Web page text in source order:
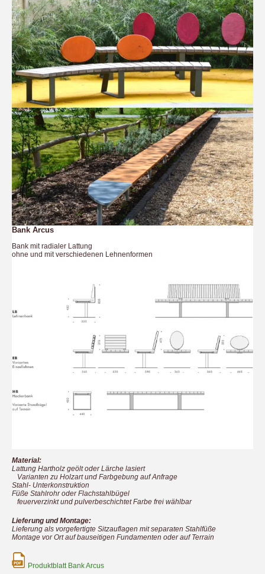
Bank Arcus
Bank mit radialer Lattung
ohne und mit verschiedenen Lehnenformen
Material:
Lattung Hartholz geölt oder Lärche lasiert
Varianten zu Holzart und Farbgebung auf Anfrage
Stahl- Unterkonstruktion
Füße Stahlrohr oder Flachstahlbügel
feuerverzinkt und pulverbeschichtet Farbe frei wählbar
Lieferung und Montage:
Lieferung als vorgefertigte Sitzauflagen mit separaten Stahlfüße
Montage vor Ort auf bauseitigen Fundamenten oder auf Terrain
Produktblatt Bank Arcus